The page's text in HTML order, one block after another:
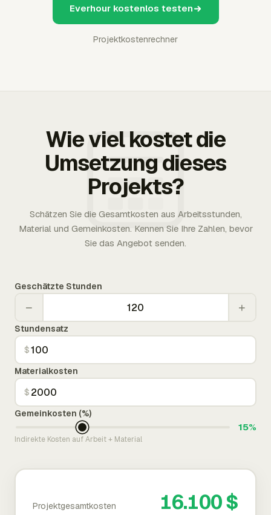
Everhour kostenlos testen
Projektkostenrechner
Wie viel kostet die
Umsetzung dieses
Projekts?
Schätzen Sie die Gesamtkosten aus Arbeitsstunden,
Material und Gemeinkosten. Kennen Sie Ihre Zahlen, bevor
Sie das Angebot senden.
Geschätzte Stunden
− +
Stundensatz
$
Materialkosten
$
Gemeinkosten (%)
15%
Indirekte Kosten auf Arbeit + Material
Projektgesamtkosten 16.100 $